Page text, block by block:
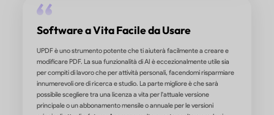
termini di opzioni di esportazione. La funzione di creazione dei
i moduli, e il risultato finale apparirà professionale e curato.
programma funziona senza intoppi e non rallenta il mio sistema,
è un grande vantaggio.
di Cynthia S. su Appsumo